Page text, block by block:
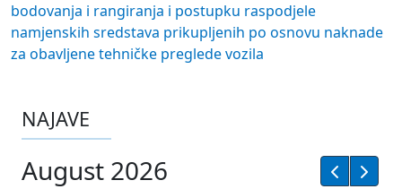
bodovanja i rangiranja i postupku raspodjele
namjenskih sredstava prikupljenih po osnovu naknade
za obavljene tehničke preglede vozila
NAJAVE
August 2026